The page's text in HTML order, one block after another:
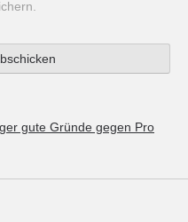
gute Gründe gegen Pro